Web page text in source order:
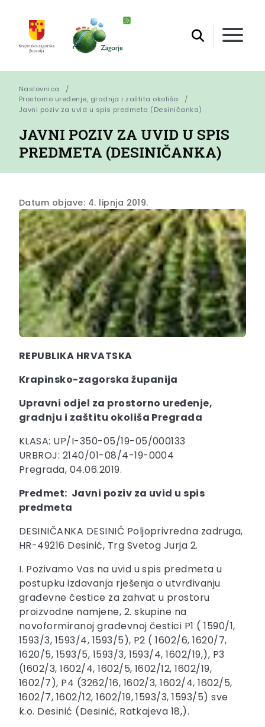
Naslovnica
Prostorno uređenje, gradnja i zaštita okoliša
Javni poziv za uvid u spis predmeta (Desiničanka)
JAVNI POZIV ZA UVID U SPIS
PREDMETA (DESINIČANKA)
Datum objave: 4. lipnja 2019.
REPUBLIKA HRVATSKA
Krapinsko-zagorska županija
Upravni odjel za prostorno uređenje,
gradnju i zaštitu okoliša Pregrada
KLASA: UP/I-350-05/19-05/000133
URBROJ: 2140/01-08/4-19-0004
Pregrada, 04.06.2019.
Predmet: Javni poziv za uvid u spis
predmeta
DESINIČANKA DESINIĆ Poljoprivredna zadruga,
HR-49216 Desinić, Trg Svetog Jurja 2.
I. Pozivamo Vas na uvid u spis predmeta u
postupku izdavanja rješenja o utvrđivanju
građevne čestice za zahvat u prostoru
proizvodne namjene, 2. skupine na
novoformiranoj građevnoj čestici P1 ( 1590/1,
1593/3, 1593/4, 1593/5), P2 ( 1602/6, 1620/7,
1620/5, 1593/5, 1593/3, 1593/4, 1602/19,), P3
(1602/3, 1602/4, 1602/5, 1602/12, 1602/19,
1602/7), P4 (3262/16, 1602/3, 1602/4, 1602/5,
1602/7, 1602/12, 1602/19, 1593/3, 1593/5) sve
k.o. Desinić (Desinić, Ratkajeva 18,).